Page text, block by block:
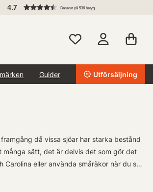
4.7 Baserat på 536 betyg
Guider Utförsäljning
då vissa sjöar har starka bestånd
sätt, det är delvis det som gör det
eller använda småräkor när du ska